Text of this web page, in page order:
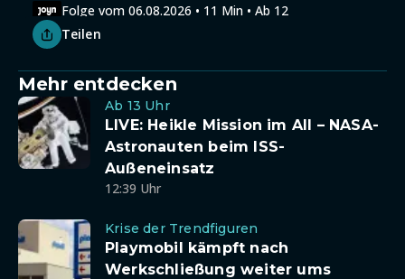
Folge vom 06.08.2026 • 11 Min • Ab 12
Teilen
Mehr entdecken
Ab 13 Uhr
LIVE: Heikle Mission im All – NASA-
Astronauten beim ISS-
Außeneinsatz
12:39 Uhr
Krise der Trendfiguren
Playmobil kämpft nach
Werkschließung weiter ums